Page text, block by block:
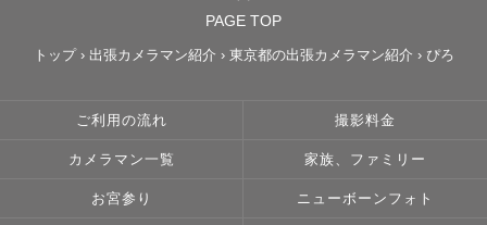
PAGE TOP
トップ› 出張カメラマン紹介 › 東京都の出張カメラマン紹介 › ぴろ
ご利用の流れ 撮影料金
カメラマン一覧 家族、ファミリー
お宮参り ニューボーンフォト